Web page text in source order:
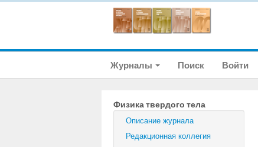
Журналы Поиск Войти
Физика твердого тела
Описание журнала
Редакционная коллегия